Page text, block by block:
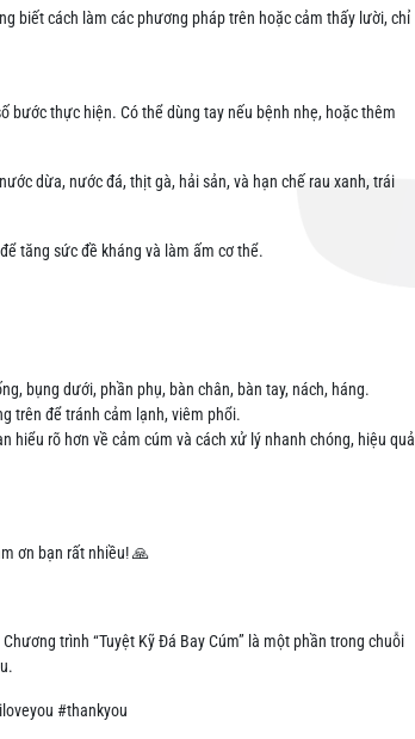
biết cách làm các phương pháp trên hoặc cảm thấy lười, chỉ
bước thực hiện. Có thể dùng tay nếu bệnh nhẹ, hoặc thêm
dừa, nước đá, thịt gà, hải sản, và hạn chế rau xanh, trái
tăng sức đề kháng và làm ấm cơ thể.
bụng dưới, phần phụ, bàn chân, bàn tay, nách, háng.
trên để tránh cảm lạnh, viêm phổi.
hiểu rõ hơn về cảm cúm và cách xử lý nhanh chóng, hiệu quả
ơn bạn rất nhiều! 🙏
trình “Tuyệt Kỹ Đá Bay Cúm” là một phần trong chuỗi
#thankyou